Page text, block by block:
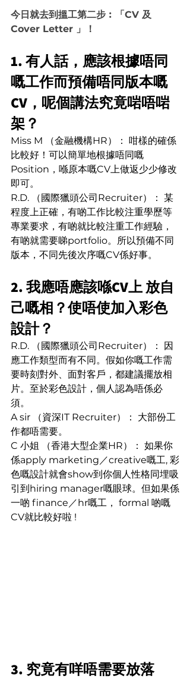
今日就去到搵工第二步︰「CV 及
Cover Letter 」！
1. 有人話，應該根據唔同
嘅工作而預備唔同版本嘅
CV，呢個講法究竟啱唔啱
架？
Miss M （金融機構HR）： 咁樣的確係
比較好！可以簡單地根據唔同嘅
Position，喺原本嘅CV上做返少少修改
即可。
R.D. （國際獵頭公司Recruiter）： 某
程度上正確，有啲工作比較注重學歷等
專業要求，有啲就比較注重工作經驗，
有啲就需要睇portfolio。所以預備不同
版本，不同先後次序嘅CV係好事。
2. 我應唔應該喺CV上 放自
己嘅相？使唔使加入彩色
設計？
R.D. （國際獵頭公司Recruiter）： 因
應工作類型而有不同。假如你嘅工作需
要時刻對外、面對客戶，都建議擺放相
片。至於彩色設計，個人認為唔係必
須。
A sir （資深IT Recruiter）： 大部份工
作都唔需要。
C 小姐 （香港大型企業HR）： 如果你
係apply marketing／creative嘅工, 彩
色嘅設計就會show到你個人性格同埋吸
引到hiring manager嘅眼球。但如果係
一啲 finance／hr嘅工， formal 啲嘅
CV就比較好啦 !
3. 究竟有咩唔需要放落